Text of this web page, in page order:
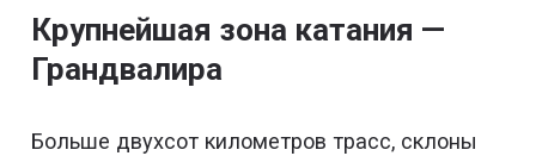
Крупнейшая зона катания —
Грандвалира
Больше двухсот километров трасс, склоны